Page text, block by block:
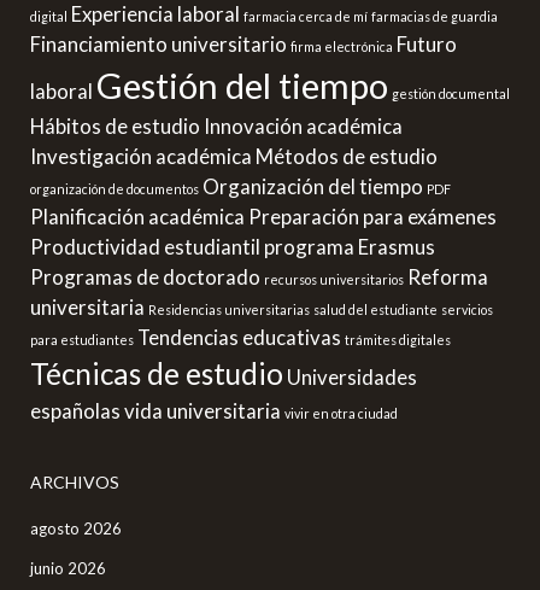
digital Experiencia laboral farmacia cerca de mí farmacias de guardia
Financiamiento universitario firma electrónica Futuro
laboral Gestión del tiempo gestión documental
Hábitos de estudio Innovación académica
Investigación académica Métodos de estudio
organización de documentos Organización del tiempo PDF
Planificación académica Preparación para exámenes
Productividad estudiantil programa Erasmus
Programas de doctorado recursos universitarios Reforma
universitaria Residencias universitarias salud del estudiante servicios
para estudiantes Tendencias educativas trámites digitales
Técnicas de estudio Universidades
españolasvida universitaria vivir en otra ciudad
ARCHIVOS
agosto 2026
junio 2026